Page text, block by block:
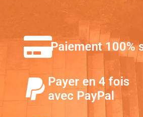
Paiement 100%
Payer en 4 fois
avec PayPal